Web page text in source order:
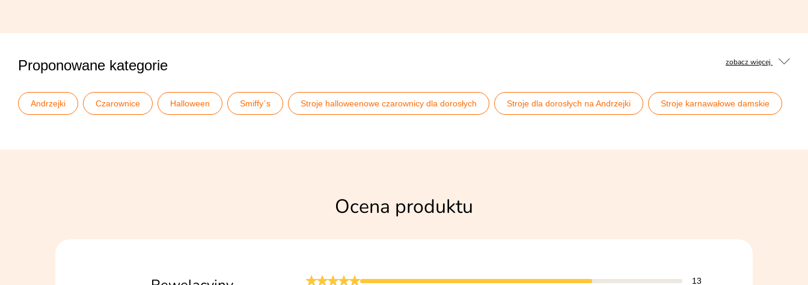
zobacz więcej
Proponowane kategorie
Andrzejki Czarownice Halloween Smiffy`s Stroje halloweenowe czarownicy dla dorosłych Stroje dla dorosłych na Andrzejki Stroje karnawałowe damskie
Ocena produktu
13